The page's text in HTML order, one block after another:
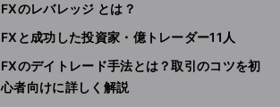
FXのレバレッジ とは？
FXと成功した投資家・億トレーダー11人
FXのデイトレード手法とは？取引のコツを初
心者向けに詳しく解説